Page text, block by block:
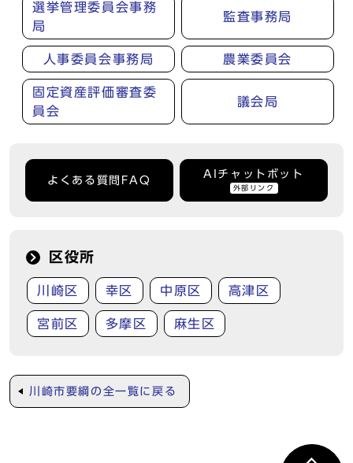
選挙管理委員会事務
局
監査事務局
人事委員会事務局 農業委員会
固定資産評価審査委
員会
議会局
よくある質問FAQ
AIチャットボット
外部リンク
区役所
川崎区 幸区 中原区 高津区
宮前区 多摩区 麻生区
川崎市要綱の全一覧に戻る